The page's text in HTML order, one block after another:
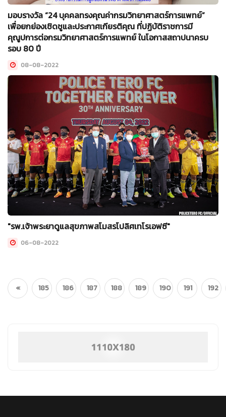
มอบรางวัล “24 บุคคลทรงคุณค่ากรมวิทยาศาสตร์การแพทย์”
เพื่อยกย่องเชิดชูและประกาศเกียรติคุณ ที่ปฏิบัติราชการมี
คุณูปการต่อกรมวิทยาศาสตร์การแพทย์ ในโอกาสสถาปนาครบ
รอบ 80 ปี
08-08-2022
"รพ.เจ้าพระยาดูแลสุขภาพสโมสรโปลิศเทโรเอฟซี"
06-08-2022
« 185 186 187 188 189 190 191 192